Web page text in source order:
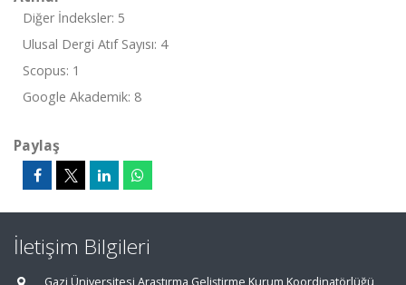
Diğer İndeksler: 5
Ulusal Dergi Atıf Sayısı: 4
Scopus: 1
Google Akademik: 8
Paylaş
İletişim Bilgileri
Gazi Üniversitesi Araştırma Geliştirme Kurum Koordinatörlüğü